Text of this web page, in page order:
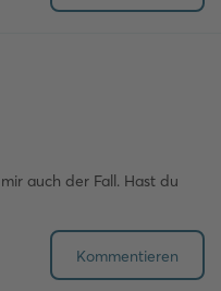
auch der Fall. Hast du
Kommentieren